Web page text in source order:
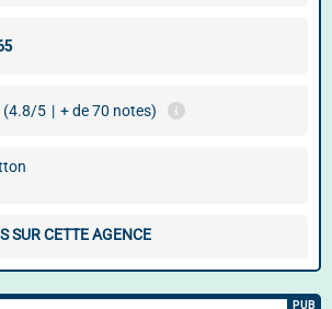
(4.8/5 | + de 70 notes)
SUR CETTE AGENCE